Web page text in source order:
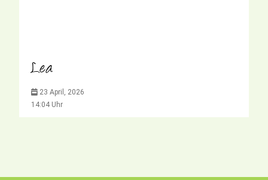
Lea
23 April, 2026
14:04 Uhr